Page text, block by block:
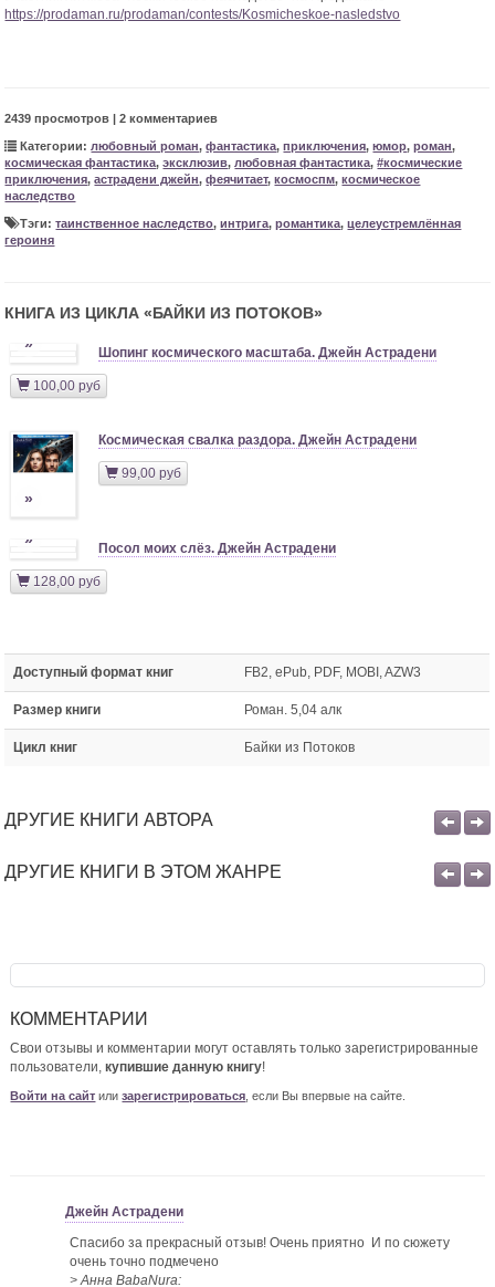
https://prodaman.ru/prodaman/contests/Kosmicheskoe-nasledstvo
2439 просмотров | 2 комментариев
Категории: любовный роман,фантастика,приключения,юмор,роман,
космическая фантастика,эксклюзив, любовная фантастика,#космические
приключения,астрадени джейн,феячитает,космоспм,космическое
наследство
Тэги:таинственное наследство,интрига,романтика,целеустремлённая
героиня
КНИГА ИЗ ЦИКЛА «БАЙКИ ИЗ ПОТОКОВ»
»
Шопинг космического масштаба. Джейн Астрадени
100,00 руб
»
Космическая свалка раздора. Джейн Астрадени
99,00 руб
» Посол моих слёз. Джейн Астрадени
128,00 руб
Доступный формат книг FB2, ePub, PDF, MOBI, AZW3
Размер книги Роман. 5,04 алк
Цикл книг Байки из Потоков
ДРУГИЕ КНИГИ АВТОРА
ДРУГИЕ КНИГИ В ЭТОМ ЖАНРЕ
КОММЕНТАРИИ
Свои отзывы и комментарии могут оставлять только зарегистрированные
пользователи,купившие данную книгу!
Войти на сайт илизарегистрироваться , если Вы впервые на сайте.
Джейн Астрадени
Спасибо за прекрасный отзыв! Очень приятно И по сюжету
очень точно подмечено
> Анна BabaNura: